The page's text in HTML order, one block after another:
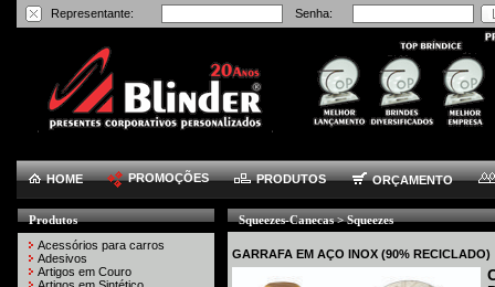
Representante: Senha:
HOME PROMOÇÕES PRODUTOS ORÇAMENTO
Produtos
Acessórios para carros
Adesivos
Artigos em Couro
Squeezes-Canecas > Squeezes
GARRAFA EM AÇO INOX (90% RECICLADO)